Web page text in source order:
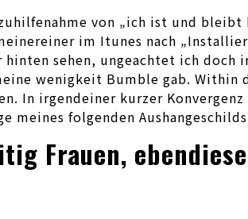
von „ich ist und
im Itunes nach
sehen, ungeachtet ich doch
wenigkeit Bumble gab.
In irgendeiner kurzer
meines folgenden
Frauen,